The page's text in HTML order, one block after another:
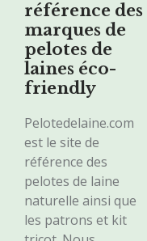
référence des
marques de
pelotes de
laines éco-
friendly
Pelotedelaine.com
est le site de
référence des
pelotes de laine
naturelle ainsi que
les patrons et kit